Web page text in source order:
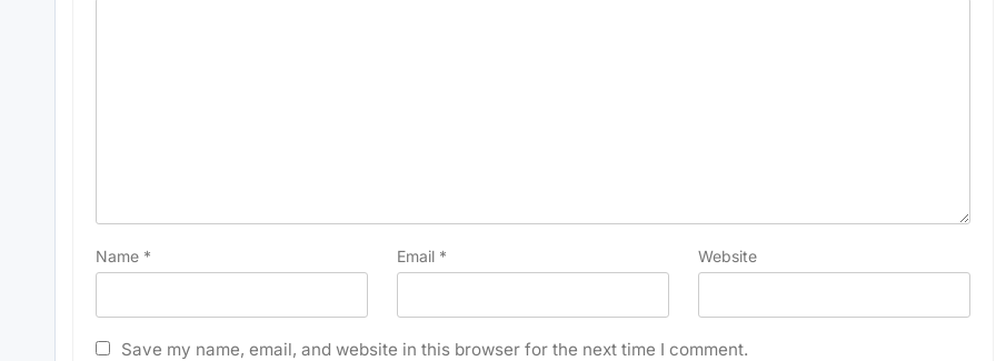
Name * Email * Website
Save my name, email, and website in this browser for the next time I comment.